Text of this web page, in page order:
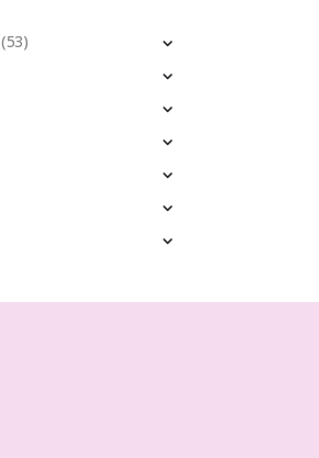
(53)